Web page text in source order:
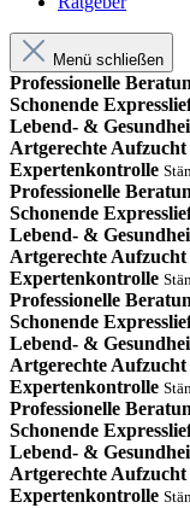
Menü schließen
Professionelle
Schonende
Lebend- &
Artgerechte Aufzucht
Expertenkontrolle
Professionelle
Schonende
Lebend- &
Artgerechte Aufzucht
Expertenkontrolle
Professionelle
Schonende
Lebend- &
Artgerechte Aufzucht
Expertenkontrolle
Professionelle
Schonende
Lebend- &
Artgerechte Aufzucht
Expertenkontrolle